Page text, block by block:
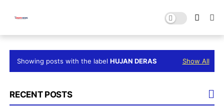
Showing posts with the labelHUJAN DERAS Show All
RECENT POSTS